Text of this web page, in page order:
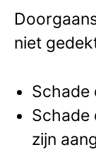
niet
Schade
Schade
zijn